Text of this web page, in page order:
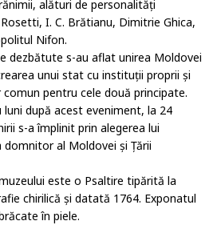
alături de personalități
I. C. Brătianu, Dimitrie Ghica,
Nifon.
dezbătute s-au aflat unirea Moldovei
unui stat cu instituții proprii și
pentru cele două principate.
după acest eveniment, la 24
s-a împlinit prin alegerea lui
domnitor al Moldovei și Țării
este o Psaltire tipărită la
chirilică și datată 1764. Exponatul
în piele.